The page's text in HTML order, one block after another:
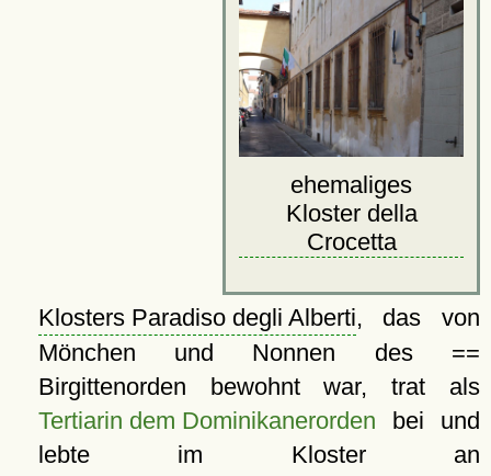
ehemaliges
Kloster della
Crocetta
Klosters Paradiso degli Alberti, das von
Mönchen und Nonnen des ==
Birgittenorden bewohnt war, trat als
Tertiarin dem Dominikanerorden bei und
lebte im Kloster an